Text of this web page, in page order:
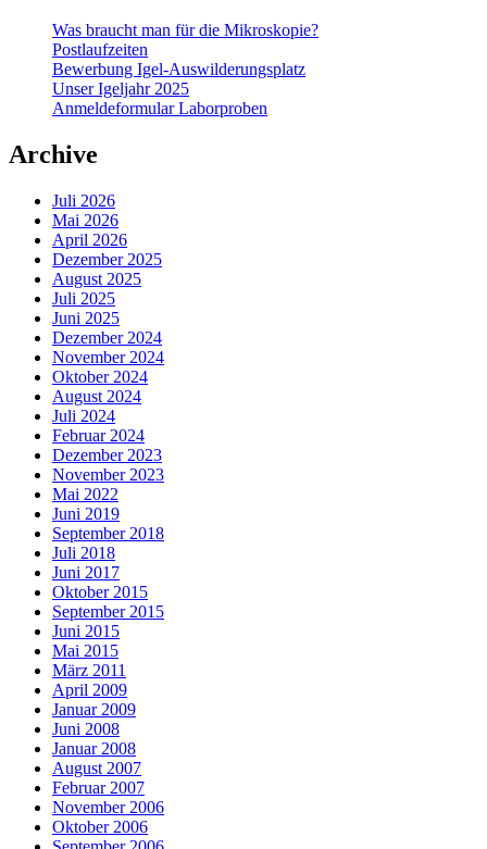
Was braucht man für die Mikroskopie?
Postlaufzeiten
Bewerbung Igel-Auswilderungsplatz
Unser Igeljahr 2025
Anmeldeformular Laborproben
Archive
Juli 2026
Mai 2026
April 2026
Dezember 2025
August 2025
Juli 2025
Juni 2025
Dezember 2024
November 2024
Oktober 2024
August 2024
Juli 2024
Februar 2024
Dezember 2023
November 2023
Mai 2022
Juni 2019
September 2018
Juli 2018
Juni 2017
Oktober 2015
September 2015
Juni 2015
Mai 2015
März 2011
April 2009
Januar 2009
Juni 2008
Januar 2008
August 2007
Februar 2007
November 2006
Oktober 2006